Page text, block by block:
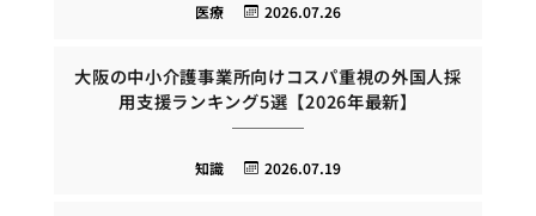
2026.07.26
医療
大阪の中小介護事業所向けコスパ重視の外国人採
用支援ランキング5選【2026年最新】
2026.07.19
知識